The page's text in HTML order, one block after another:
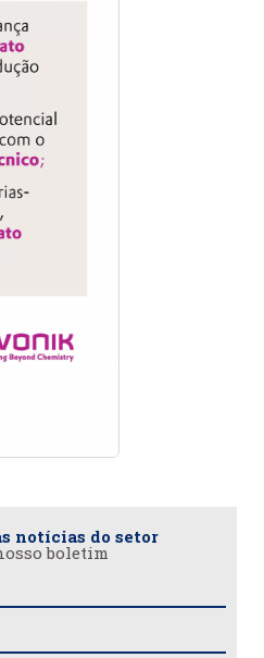
notícias do setor
boletim